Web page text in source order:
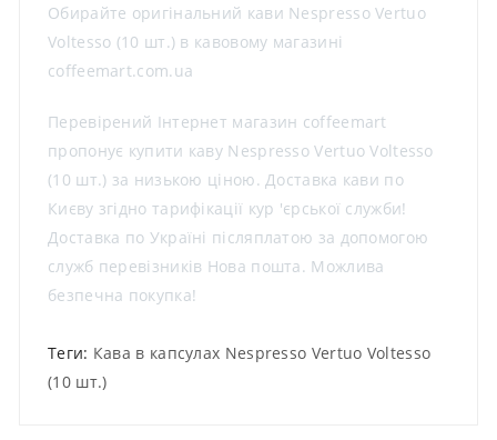
Обирайте оригінальний кави Nespresso Vertuo
Voltesso (10 шт.) в кавовому магазині
coffeemart.com.ua
Перевірений Інтернет магазин coffeemart
пропонує купити каву Nespresso Vertuo Voltesso
(10 шт.) за низькою ціною. Доставка кави по
Києву згідно тарифікації кур 'єрської служби!
Доставка по Україні післяплатою за допомогою
служб перевізників Нова пошта. Можлива
безпечна покупка!
Теги: Кава в капсулах Nespresso Vertuo Voltesso
(10 шт.)